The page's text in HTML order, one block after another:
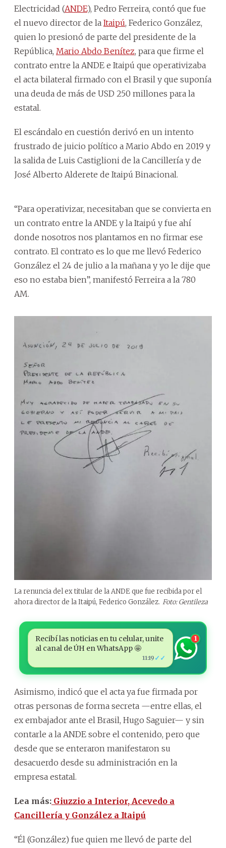
Electricidad (ANDE), Pedro Ferreira, contó que fue
el nuevo director de la Itaipú, Federico González,
quien lo presionó de parte del presidente de la
República, Mario Abdo Benítez, para que firme el
contrato entre la ANDE e Itaipú que operativizaba
el acta bilateral firmado con el Brasil y que suponía
una deuda de más de USD 250 millones para la
estatal.
El escándalo en cuestión derivó en un intento
frustrado de juicio político a Mario Abdo en 2019 y
la salida de Luis Castiglioni de la Cancillería y de
José Alberto Alderete de Itaipú Binacional.
“Para operativizar, necesitaban que se convierta en
un contrato entre la ANDE y la Itaipú y fue ahí
donde nosotros nos plantamos en no firmar ese
contrato. El contrato es lo que me llevó Federico
González el 24 de julio a la mañana y yo le dije que
eso no estaba bien”, manifestó Ferreira a la 780
AM.
La renuncia del ex titular de la ANDE que fue recibida por el
ahora director de la Itaipú, Federico González. Foto: Gentileza
Recibí las noticias en tu celular, unite
al canal de ÚH en WhatsApp 🤩
11:19 ✓✓
1
Asimismo, indicó que el acta ya fue firmada por
otras personas de forma secreta —entre ellas, el
ex embajador ante el Brasil, Hugo Saguier— y sin
contarle a la ANDE sobre el contenido, pero que
desde que se enteraron manifestaron su
desacuerdo desde su administración en la
empresa estatal.
Lea más: Giuzzio a Interior, Acevedo a
Cancillería y González a Itaipú
“Él (González) fue quien me llevó de parte del